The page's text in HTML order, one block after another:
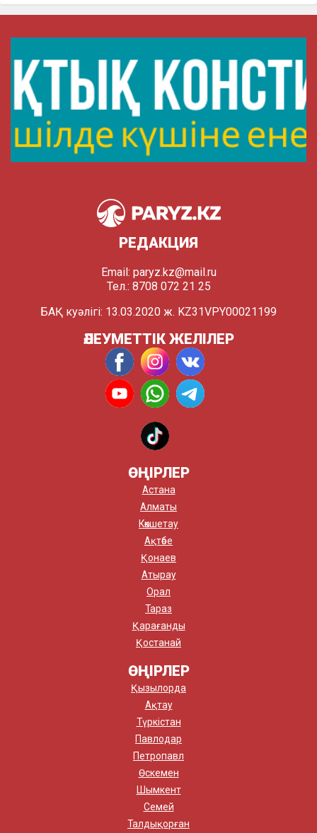
РЕДАКЦИЯ
Email: paryz.kz@mail.ru
Тел.: 8708 072 21 25
БАҚ куәлігі: 13.03.2020 ж. KZ31VPY00021199
ӘЛЕУМЕТТІК ЖЕЛІЛЕР
ӨҢІРЛЕР
Астана
Алматы
Көкшетау
Ақтөбе
Қонаев
Атырау
Орал
Тараз
Қарағанды
Қостанай
ӨҢІРЛЕР
Қызылорда
Ақтау
Түркістан
Павлодар
Петропавл
Өскемен
Шымкент
Семей
Талдықорған